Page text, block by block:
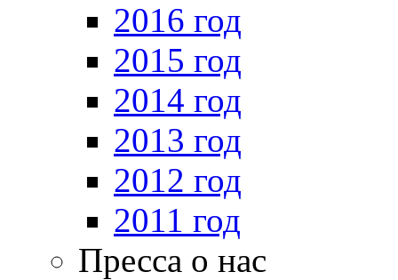
2016 год
2015 год
2014 год
2013 год
2012 год
2011 год
Пресса о нас